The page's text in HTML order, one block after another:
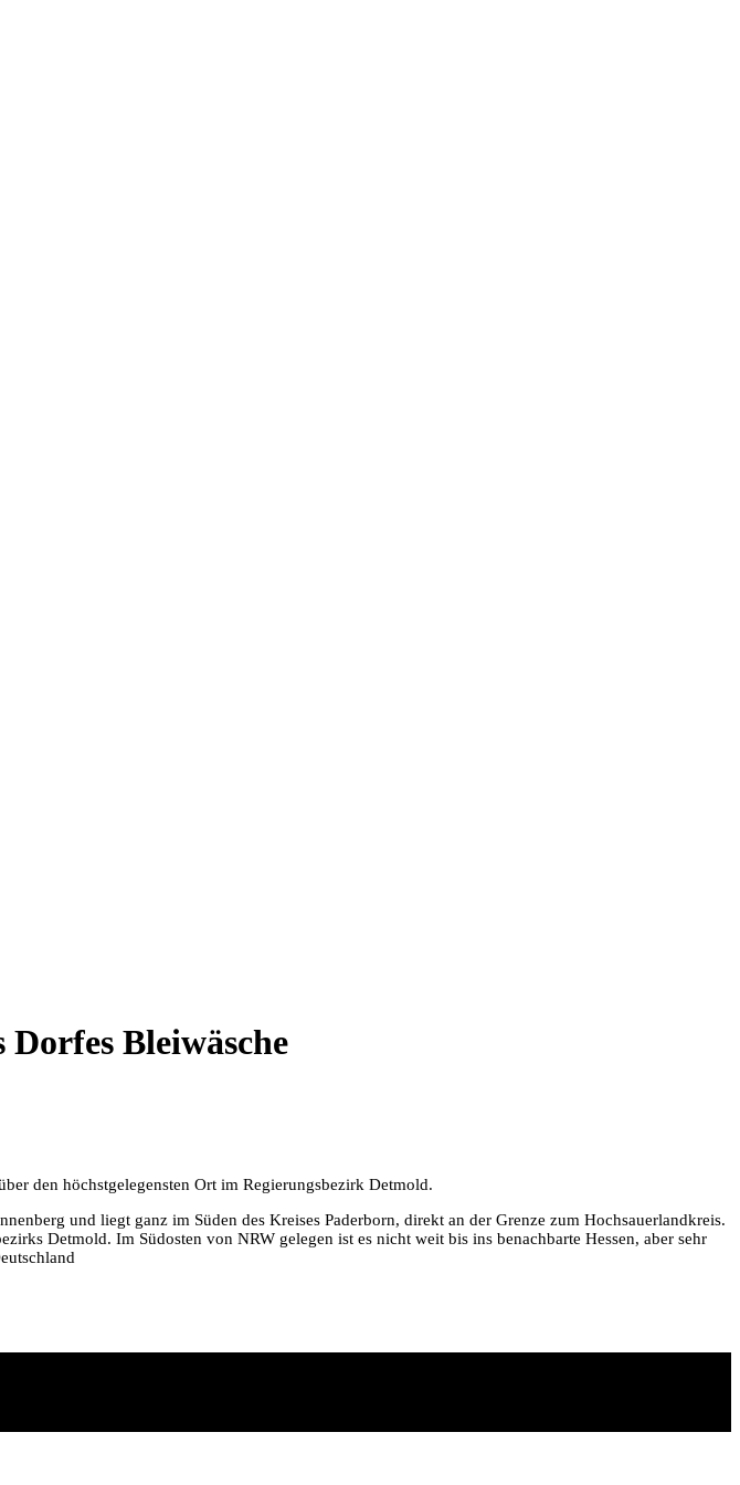
Bleiwäsche
den höchstgelegensten Ort im Regierungsbezirk Detmold.
und liegt ganz im Süden des Kreises Paderborn, direkt an der Grenze zum Hochsauerlandkreis.
Detmold. Im Südosten von NRW gelegen ist es nicht weit bis ins benachbarte Hessen, aber sehr